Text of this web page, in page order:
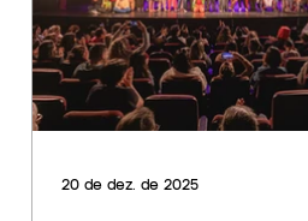
20 de dez. de 2025